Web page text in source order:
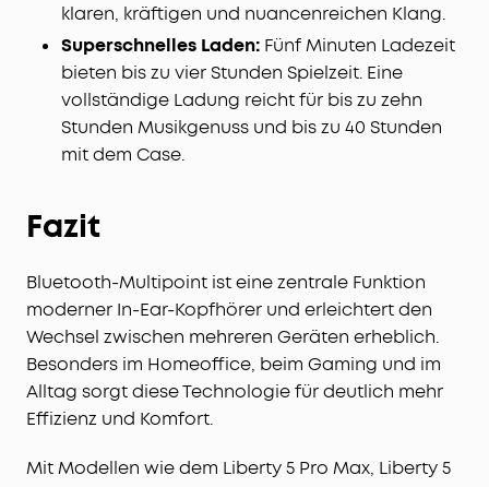
klaren, kräftigen und nuancenreichen Klang.
Superschnelles Laden: Fünf Minuten Ladezeit
bieten bis zu vier Stunden Spielzeit. Eine
vollständige Ladung reicht für bis zu zehn
Stunden Musikgenuss und bis zu 40 Stunden
mit dem Case.
Fazit
Bluetooth-Multipoint ist eine zentrale Funktion
moderner In-Ear-Kopfhörer und erleichtert den
Wechsel zwischen mehreren Geräten erheblich.
Besonders im Homeoffice, beim Gaming und im
Alltag sorgt diese Technologie für deutlich mehr
Effizienz und Komfort.
Mit Modellen wie dem Liberty 5 Pro Max, Liberty 5